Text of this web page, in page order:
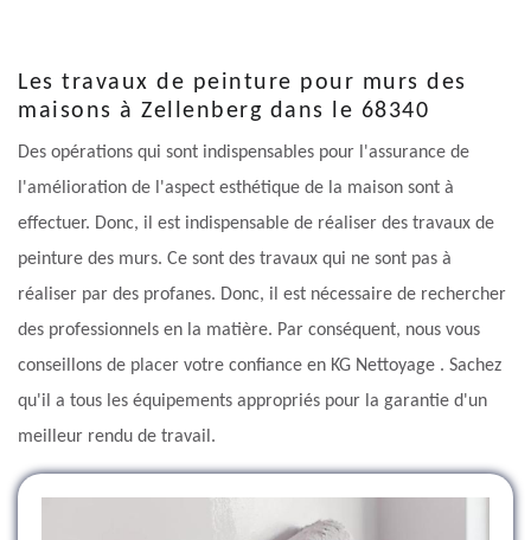
Les travaux de peinture pour murs des
maisons à Zellenberg dans le 68340
Des opérations qui sont indispensables pour l'assurance de
l'amélioration de l'aspect esthétique de la maison sont à
effectuer. Donc, il est indispensable de réaliser des travaux de
peinture des murs. Ce sont des travaux qui ne sont pas à
réaliser par des profanes. Donc, il est nécessaire de rechercher
des professionnels en la matière. Par conséquent, nous vous
conseillons de placer votre confiance en KG Nettoyage . Sachez
qu'il a tous les équipements appropriés pour la garantie d'un
meilleur rendu de travail.